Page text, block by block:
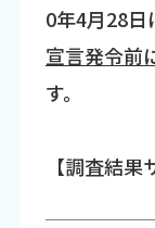
0年4月28
宣言発令前
す。
【調査結果